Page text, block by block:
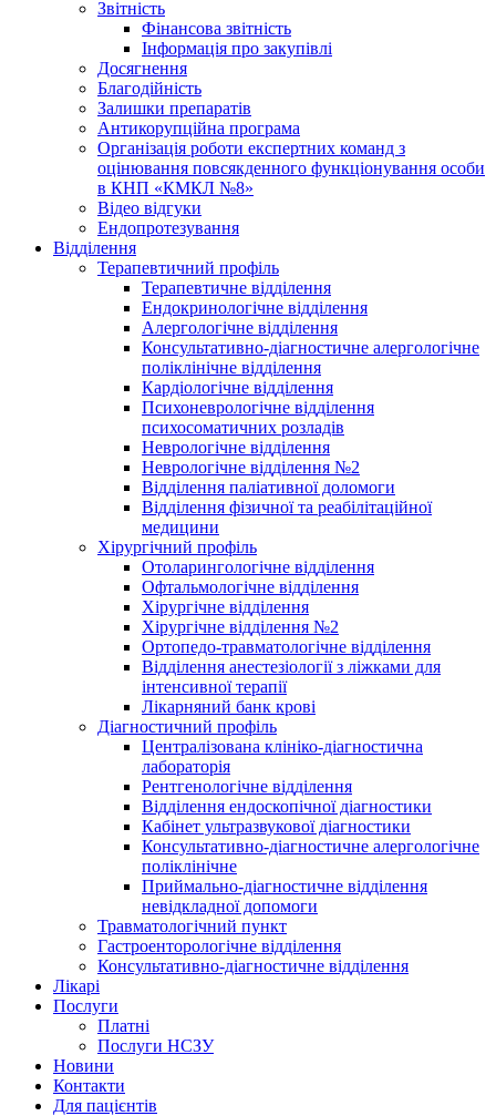
Звітність
Фінансова звітність
Інформація про закупівлі
Досягнення
Благодійність
Залишки препаратів
Антикорупційна програма
Організація роботи експертних команд з
оцінювання повсякденного функціонування особи
в КНП «КМКЛ №8»
Відео відгуки
Ендопротезування
Відділення
Терапевтичний профіль
Терапевтичне відділення
Ендокринологічне відділення
Алергологічне відділення
Консультативно-діагностичне алергологічне
поліклінічне відділення
Кардіологічне відділення
Психоневрологічне відділення
психосоматичних розладів
Неврологічне відділення
Неврологічне відділення №2
Відділення паліативної доломоги
Відділення фізичної та реабілітаційної
медицини
Хірургічний профіль
Отоларингологічне відділення
Офтальмологічне відділення
Хірургічне відділення
Хірургічне відділення №2
Ортопедо-травматологічне відділення
Відділення анестезіології з ліжками для
інтенсивної терапії
Лікарняний банк крові
Діагностичний профіль
Централізована клініко-діагностична
лабораторія
Рентгенологічне відділення
Відділення ендоскопічної діагностики
Кабінет ультразвукової діагностики
Консультативно-діагностичне алергологічне
поліклінічне
Приймально-діагностичне відділення
невідкладної допомоги
Травматологічний пункт
Гастроенторологічне відділення
Консультативно-діагностичне відділення
Лікарі
Послуги
Платні
Послуги НСЗУ
Новини
Контакти
Для пацієнтів